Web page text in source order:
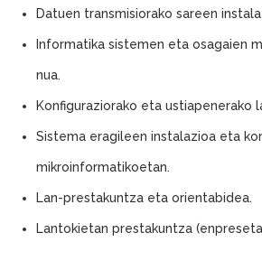
Datuen transmisiorako sareen
Informatika sistemen eta osagaien
nua.
Konfiguraziorako eta ustiapenerako
Sistema eragileen instalazioa eta
mikroinformatikoetan.
Lan-prestakuntza eta orientabidea.
Lantokietan prestakuntza